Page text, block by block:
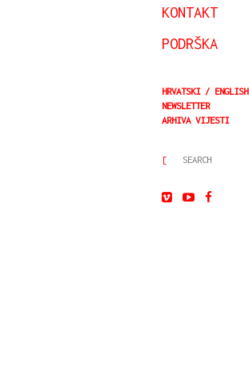
KONTAKT
PODRŠKA
HRVATSKI
ENGLISH
NEWSLETTER
ARHIVA VIJESTI